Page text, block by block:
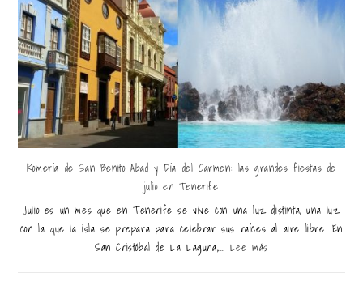
Romería de San Benito Abad y Día del Carmen: las grandes fiestas de
julio en Tenerife
Julio es un mes que en Tenerife se vive con una luz distinta, una luz
con la que la isla se prepara para celebrar sus raíces al aire libre. En
San Cristóbal de La Laguna,... Lee más